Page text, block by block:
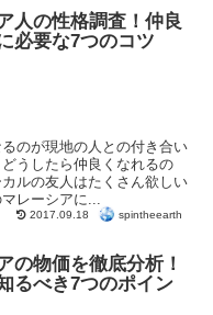
人の性格調査！仲良
必要な7つのコツ
のが現地の人との付き合い
うしたら仲良くなれるの
ルの友人はたくさん欲しい
レーシアに...
2017.09.18 spintheearth
の物価を徹底分析！
るべき7つのポイン